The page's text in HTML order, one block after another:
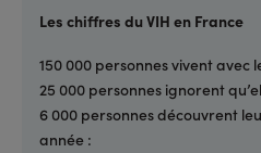
Les chiffres du VIH en France
150 000 personnes vivent avec
25 000 personnes ignorent
6 000 personnes découvrent
année :